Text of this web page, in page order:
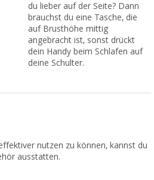
du lieber auf der Seite? Dann
brauchst du eine Tasche, die
auf Brusthöhe mittig
angebracht ist, sonst drückt
dein Handy beim Schlafen auf
deine Schulter.
nutzen zu können, kannst du
ausstatten.